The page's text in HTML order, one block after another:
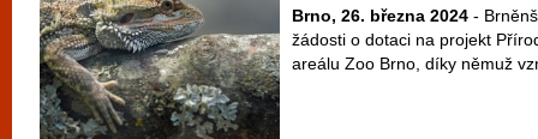
Brno, 26. března 2024 -
žádosti o dotaci na projekt
areálu Zoo Brno, díky němuž